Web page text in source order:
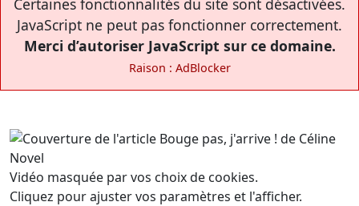
JavaScript ne peut pas fonctionner correctement.
Merci d’autoriser JavaScript sur ce domaine.
Raison : AdBlocker
Vidéo masquée par vos choix de cookies.
Cliquez pour ajuster vos paramètres et l'afficher.